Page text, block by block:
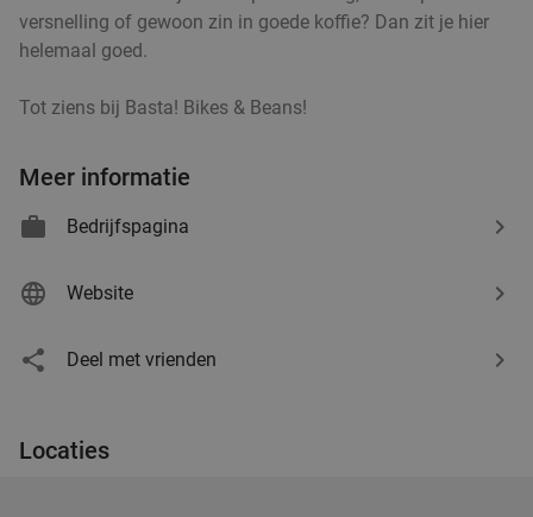
versnelling of gewoon zin in goede koffie? Dan zit je hier
helemaal goed.
Tot ziens bij Basta! Bikes & Beans!
Meer informatie
Bedrijfspagina
Website
Deel met vrienden
Locaties